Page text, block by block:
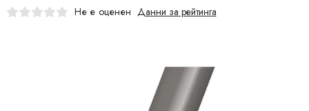
Отказ от договора
Не е оценен Данни за рейтинга